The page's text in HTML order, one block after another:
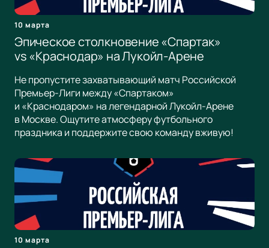
10 марта
Эпическое столкновение «Спартак»
vs «Краснодар» на Лукойл-Арене
Не пропустите захватывающий матч Российской
Премьер-Лиги между «Спартаком»
и «Краснодаром» на легендарной Лукойл-Арене
в Москве. Ощутите атмосферу футбольного
праздника и поддержите свою команду вживую!
10 марта